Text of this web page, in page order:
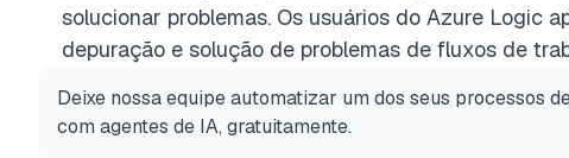
solucionar problemas. Os usuários do Azure Logic
depuração e solução de problemas de fluxos de
Deixe nossa equipe automatizar um dos seus processos
com agentes de IA, gratuitamente.